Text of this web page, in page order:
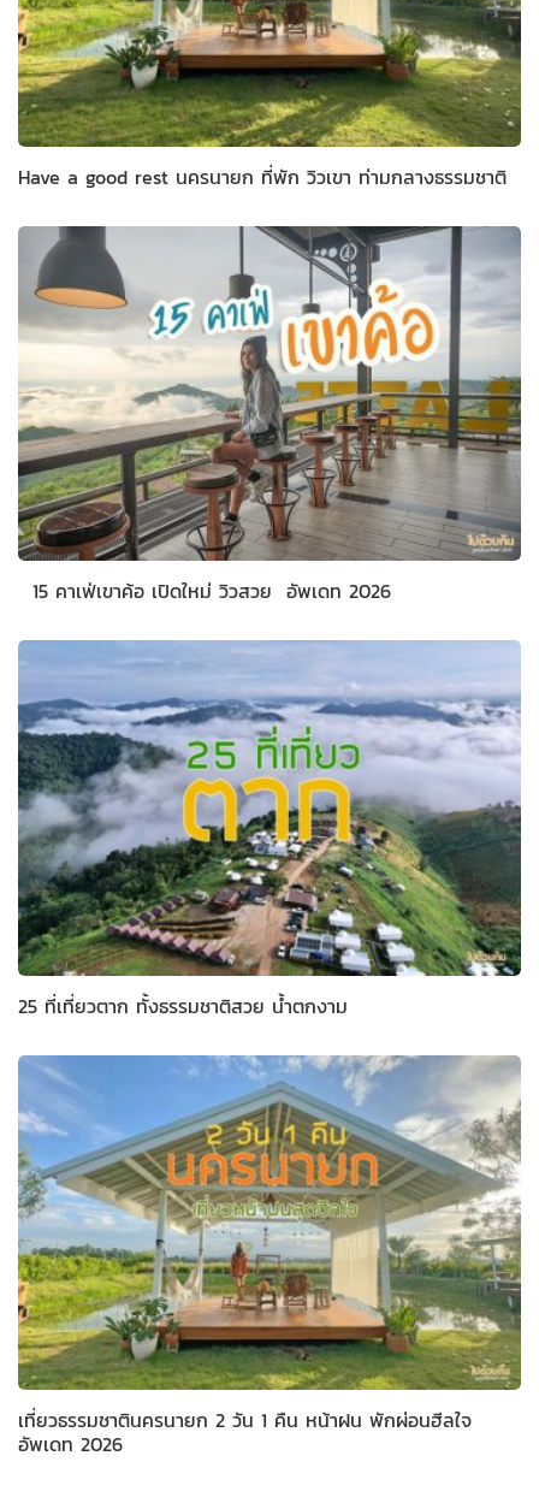
Have a good rest นครนายก ที่พัก วิวเขา ท่ามกลางธรรมชาติ
15 คาเฟ่เขาค้อ เปิดใหม่ วิวสวย อัพเดท 2026
25 ที่เที่ยวตาก ทั้งธรรมชาติสวย น้ำตกงาม
เที่ยวธรรมชาตินครนายก 2 วัน 1 คืน หน้าฝน พักผ่อนฮีลใจ
อัพเดท 2026